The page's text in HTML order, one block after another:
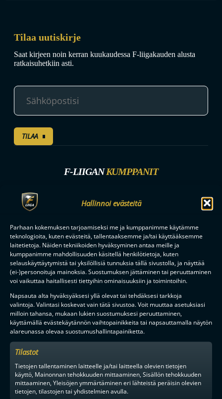
Hallinnoi evästeitä
Parhaan kokemuksen tarjoamiseksi me ja kumppanimme käytämme
teknologioita, kuten evästeitä, tallentaaksemme ja/tai käyttääksemme
laitetietoja. Näiden tekniikoiden hyväksyminen antaa meille ja
kumppanimme mahdollisuuden käsitellä henkilötietoja, kuten
selauskäyttäytymistä tai yksilöllisiä tunnuksia tällä sivustolla, ja näyttää
(ei-)personoituja mainoksia. Suostumuksen jättäminen tai peruuttaminen
voi vaikuttaa haitallisesti tiettyihin ominaisuuksiin ja toimintoihin.
Napsauta alta hyväksyäksesi yllä olevat tai tehdäksesi tarkkoja
valintoja. Valintasi koskevat vain tätä sivustoa. Voit muuttaa asetuksiasi
milloin tahansa, mukaan lukien suostumuksesi peruuttaminen,
käyttämällä evästekäytännön vaihtopainikkeita tai napsauttamalla näytön
alareunassa olevaa suostumushallintapainiketta.
Tilastot
Tietojen tallentaminen laitteelle ja/tai laitteella olevien tietojen
käyttö, Mainonnan tehokkuuden mittaaminen, Sisällön tehokkuuden
mittaaminen, Yleisöjen ymmärtäminen eri lähteistä peräisin olevien
tietojen, tilastojen tai yhdistelmien avulla.
Tilaa uutiskirje
Saat kirjeen noin kerran kuukaudessa F-liigakauden alusta
ratkaisuhetkiin asti.
TILAA
F-LIIGANKUMPPANIT